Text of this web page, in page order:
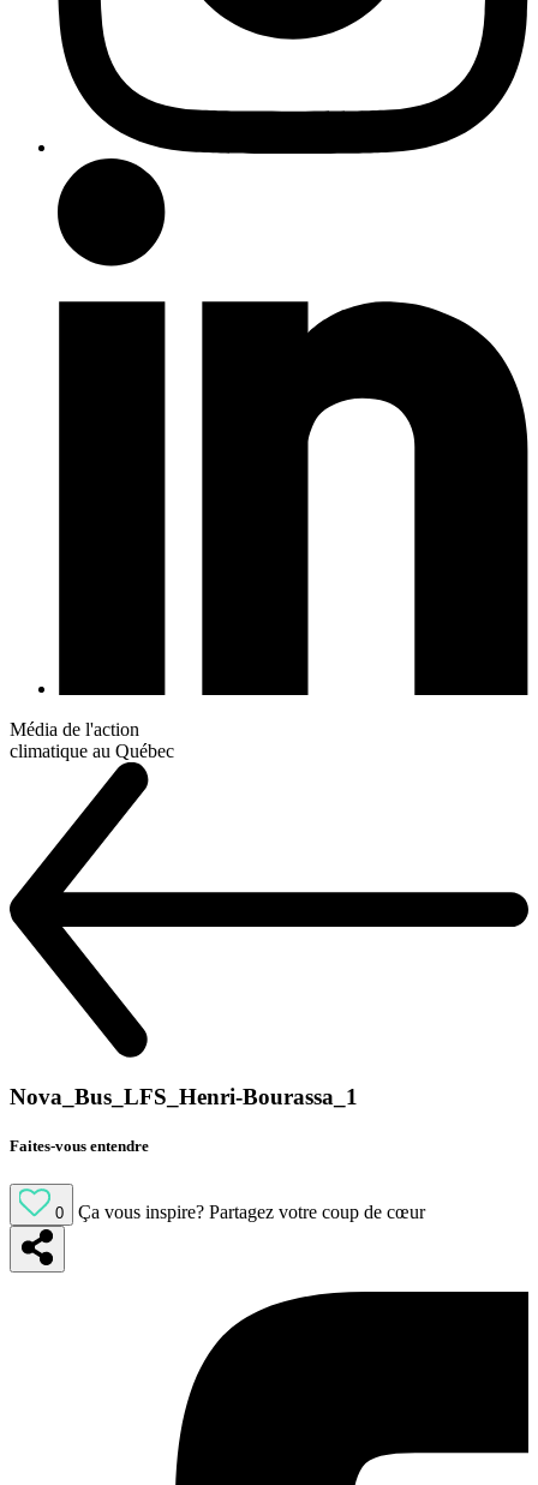
Média de l'action
climatique au Québec
Nova_Bus_LFS_Henri-Bourassa_1
Faites-vous entendre
0 Ça vous inspire? Partagez votre coup de cœur